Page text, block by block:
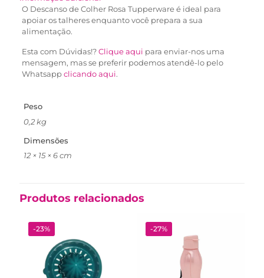
O Descanso de Colher Rosa Tupperware é ideal para
apoiar os talheres enquanto você prepara a sua
alimentação.
Esta com Dúvidas!?Clique aqui para enviar-nos uma
mensagem, mas se preferir podemos atendê-lo pelo
Whatsappclicando aqui.
Peso
0,2 kg
Dimensões
12 × 15 × 6 cm
Produtos relacionados
-23% -27%